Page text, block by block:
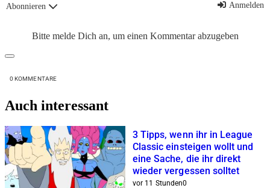
Abonnieren Anmelden
Bitte melde Dich an, um einen Kommentar abzugeben
0 KOMMENTARE
Auch interessant
3 Tipps, wenn ihr in League
Classic einsteigen wollt und
eine Sache, die ihr direkt
wieder vergessen solltet
vor 11 Stunden0